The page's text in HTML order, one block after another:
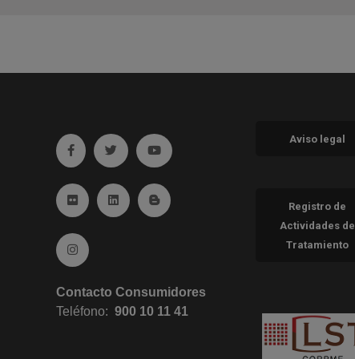
Ir a facebook (abre en ventana nueva)
Ir a twitter (abre en ventana nueva)
Ir a YouTube (abre en ventana nueva)
Ir a Flickr (abre en ventana nueva)
Ir a Linkedin (abre en ventana nueva)
Ir al Blog (abre en ventana nueva)
Ir a Instagram (abre en ventana nueva)
Contacto Consumidores
Teléfono:900 10 11 41
Aviso legal
Registro de
Actividades de
Tratamiento